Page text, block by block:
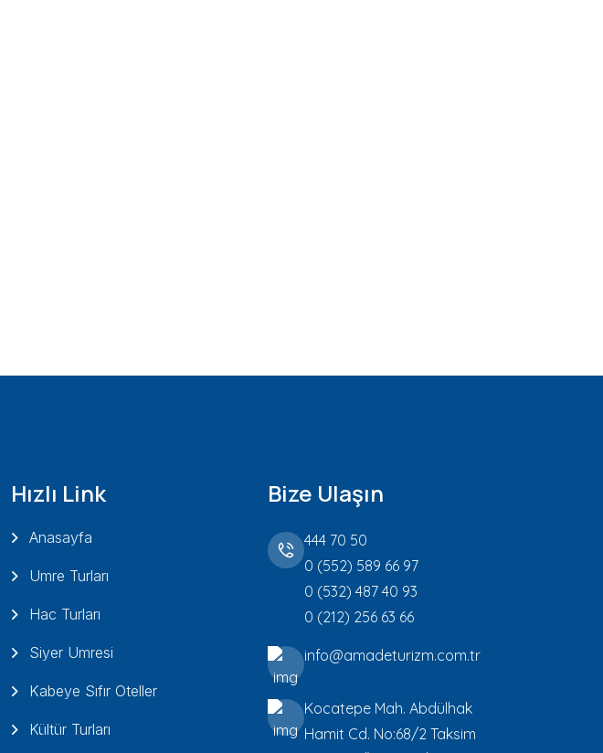
Hızlı Link
Anasayfa
Umre Turları
Hac Turları
Siyer Umresi
Kabeye Sıfır Oteller
Kültür Turları
Bize Ulaşın
444 70 50
0 (552) 589 66 97
0 (532) 487 40 93
0 (212) 256 63 66
info@amadeturizm.com.tr
Kocatepe Mah. Abdülhak
Hamit Cd. No:68/2 Taksim